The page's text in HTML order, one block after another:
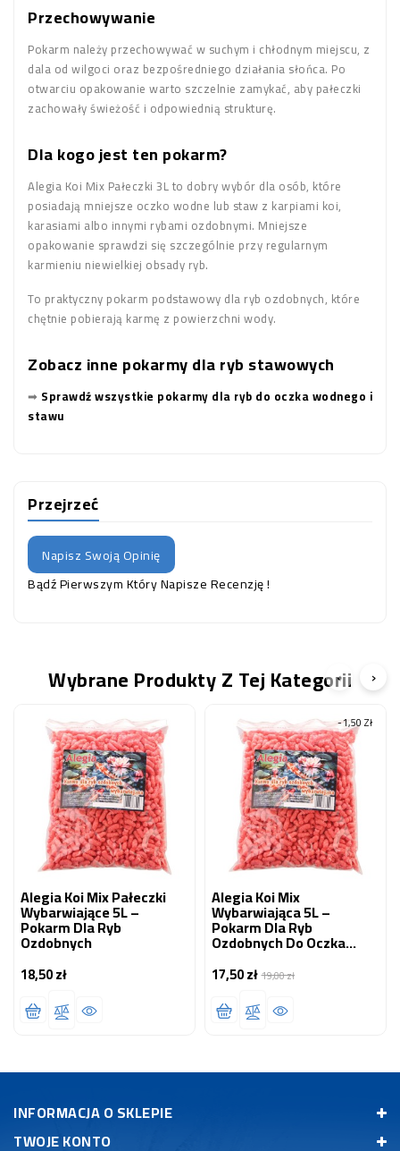
Przechowywanie
Pokarm należy przechowywać w suchym i chłodnym miejscu, z
dala od wilgoci oraz bezpośredniego działania słońca. Po
otwarciu opakowanie warto szczelnie zamykać, aby pałeczki
zachowały świeżość i odpowiednią strukturę.
Dla kogo jest ten pokarm?
Alegia Koi Mix Pałeczki 3L to dobry wybór dla osób, które
posiadają mniejsze oczko wodne lub staw z karpiami koi,
karasiami albo innymi rybami ozdobnymi. Mniejsze
opakowanie sprawdzi się szczególnie przy regularnym
karmieniu niewielkiej obsady ryb.
To praktyczny pokarm podstawowy dla ryb ozdobnych, które
chętnie pobierają karmę z powierzchni wody.
Zobacz inne pokarmy dla ryb stawowych
➡ Sprawdź wszystkie pokarmy dla ryb do oczka wodnego i
stawu
Przejrzeć
Napisz Swoją Opinię
Bądź Pierwszym Który Napisze Recenzję !
Wybrane Produkty Z Tej Kategorii
Alegia Koi Mix Pałeczki
Wybarwiające 5L –
Pokarm Dla Ryb
Ozdobnych
18,50 złCena
-1,50 Zł
Alegia Koi Mix
Wybarwiająca 5L –
Pokarm Dla Ryb
Ozdobnych Do Oczka
Wodnego
17,50 złNormalna
19,00 złCena
‹ ›
INFORMACJA O SKLEPIE
TWOJE KONTO